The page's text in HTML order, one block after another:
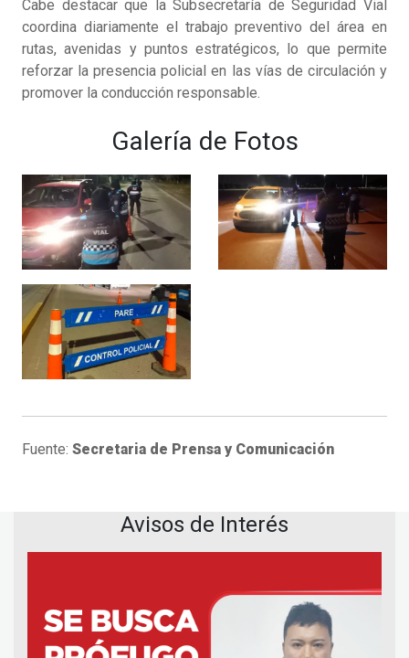
Cabe destacar que la Subsecretaría de Seguridad Vial
coordina diariamente el trabajo preventivo del área en
rutas, avenidas y puntos estratégicos, lo que permite
reforzar la presencia policial en las vías de circulación y
promover la conducción responsable.
Galería de Fotos
Fuente: Secretaria de Prensa y Comunicación
Avisos de Interés